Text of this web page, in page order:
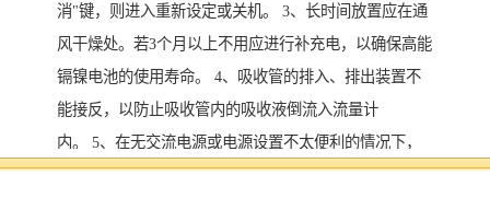
消"键，则进入重新设定或关机。 3、长时间放置应在通
风干燥处。若3个月以上不用应进行补充电，以确保高能
镉镍电池的使用寿命。 4、吸收管的排入、排出装置不
能接反，以防止吸收管内的吸收液倒流入流量计
内。 5、在无交流电源或电源设置不太便利的情况下，
即可使用机内电池（可选）供电，即使交流电源中途停